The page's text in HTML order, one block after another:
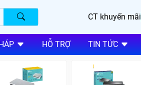
CT khuyến mãi
HỖ TRỢ TIN TỨC